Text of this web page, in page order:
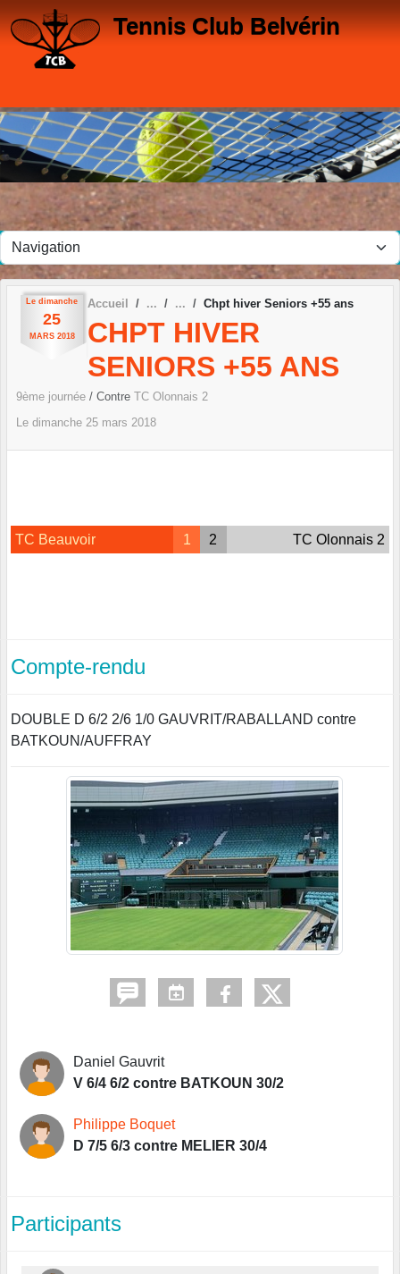
Tennis Club Belvérin
Le dimanche
25
MARS 2018
Accueil Chpt hiver Seniors +55 ans
CHPT HIVER
SENIORS +55 ANS
9ème journée / Contre TC Olonnais 2
Le dimanche 25 mars 2018
TC Beauvoir 1 2 TC Olonnais 2
Compte-rendu
DOUBLE D 6/2 2/6 1/0 GAUVRIT/RABALLAND contre
BATKOUN/AUFFRAY
Daniel Gauvrit
V 6/4 6/2 contre BATKOUN 30/2
Philippe Boquet
D 7/5 6/3 contre MELIER 30/4
Participants
Panneau de gestion des cookies